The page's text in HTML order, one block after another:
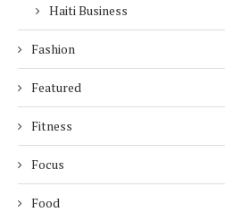
Haiti Business
Fashion
Featured
Fitness
Focus
Food